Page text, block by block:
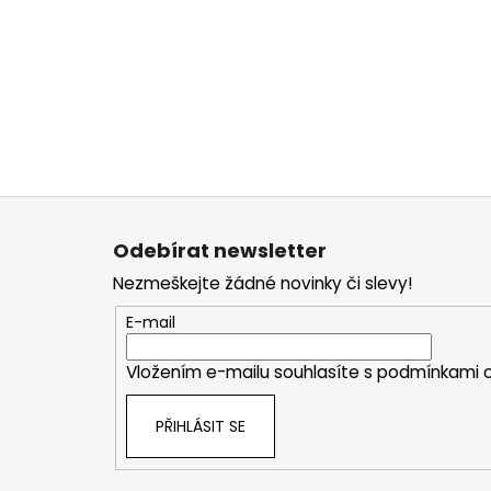
Z
Odebírat newsletter
Nezmeškejte žádné novinky či slevy!
E-mail
Vložením e-mailu souhlasíte s podmínkami
PŘIHLÁSIT SE